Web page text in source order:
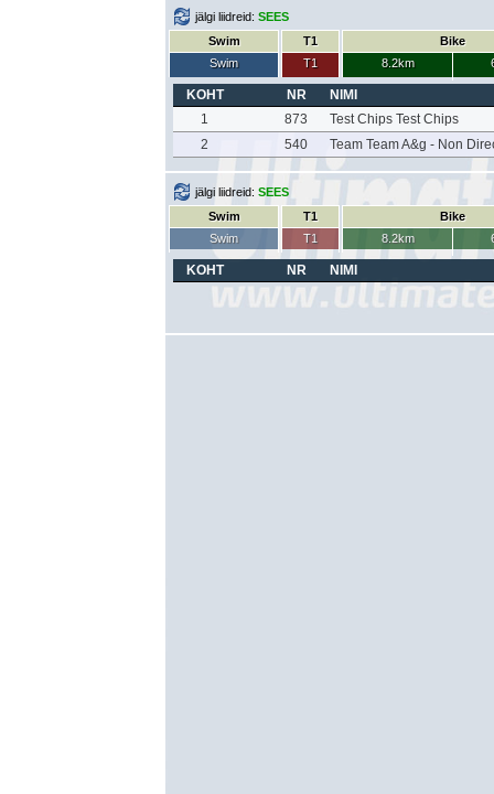
jälgi liidreid: SEES
Swim
Swim
T1
T1
Bike
8.2km
KOHT NR
NIMI
1
873
Test Chips Test Chips
2
540 Team Team A&g - Non
jälgi liidreid: SEES
Swim
Swim
T1
T1
Bike
8.2km
KOHT NR NIMI